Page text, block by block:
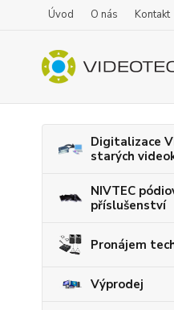
Úvod O nás Kontakt
Digitalizace
starých
NIVTEC
příslušenství
Pronájem
Výprodej